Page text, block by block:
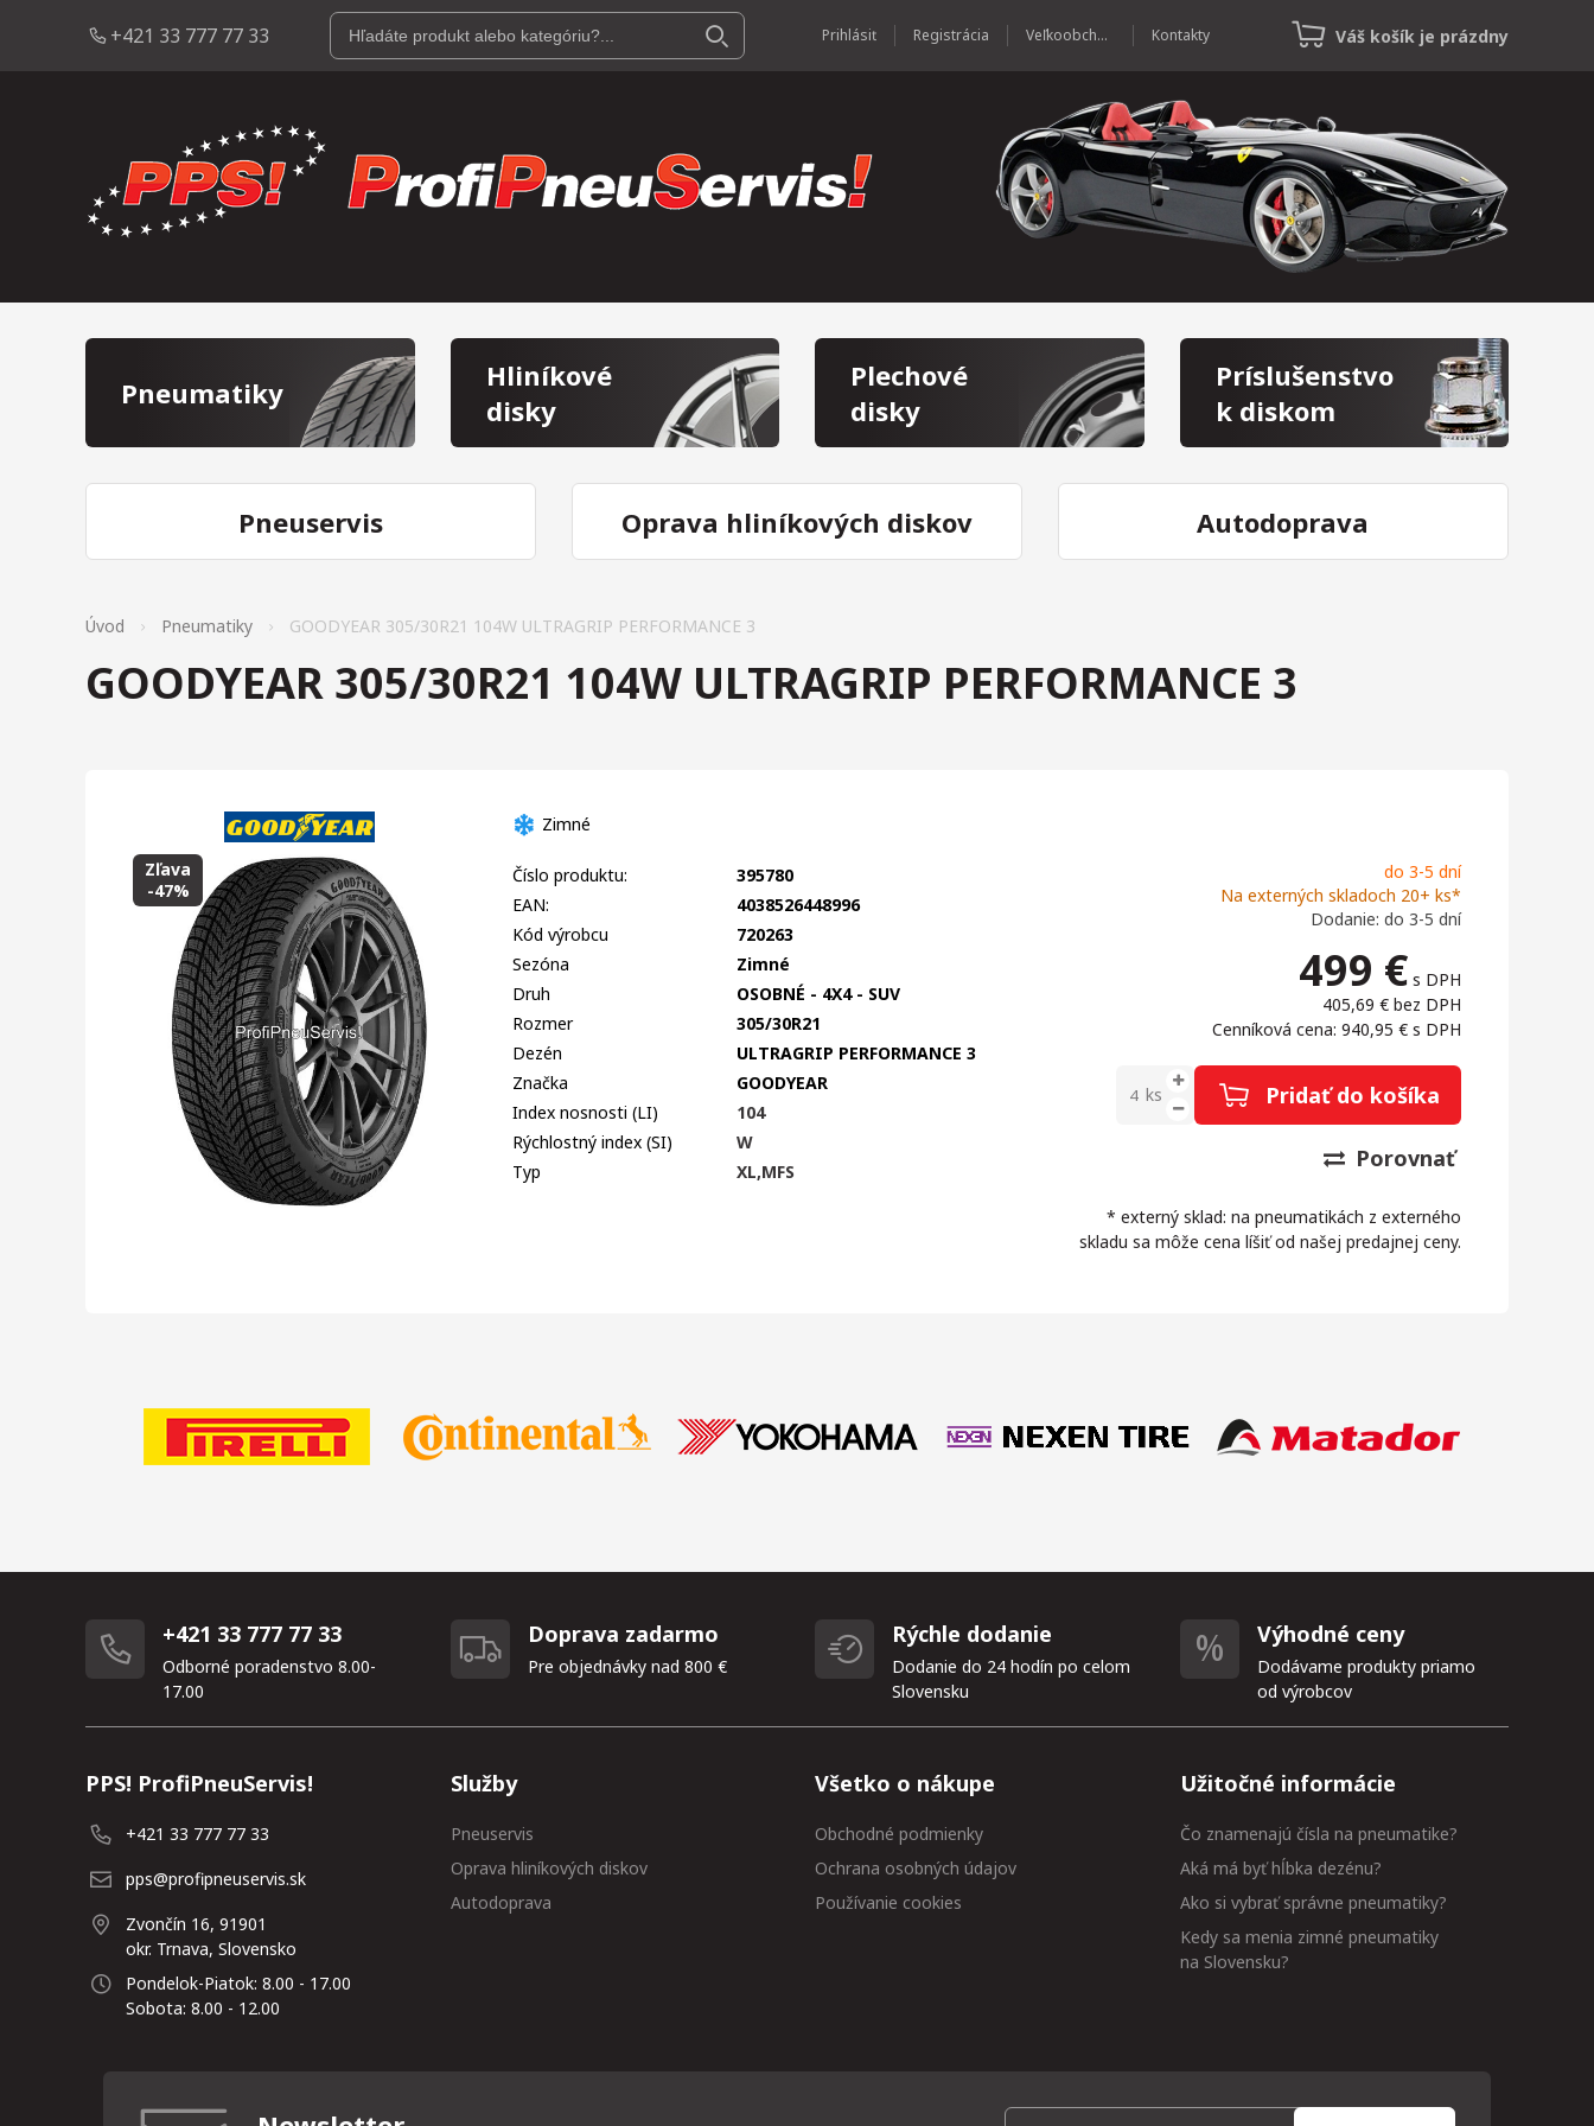
+421 33 777 77 33 Prihlásiť Registrácia Veľkoobchod Kontakty Váš košík je prázdny
Pneumatiky
Hliníkové
disky
Plechové
disky
Príslušenstvo
k diskom
Pneuservis Oprava hliníkových diskov Autodoprava
Úvod Pneumatiky GOODYEAR 305/30R21 104W ULTRAGRIP PERFORMANCE 3
GOODYEAR 305/30R21 104W ULTRAGRIP PERFORMANCE 3
Zľava
-47%
Zimné
do 3-5 dní
Na externých skladoch 20+ ks*
Dodanie: do 3-5 dní
499 € s DPH
405,69 € bez DPH
Cenníková cena: 940,95 € s DPH
ks Pridať do košíka
Porovnať
* externý sklad: na pneumatikách z externého
skladu sa môže cena líšiť od našej predajnej ceny.
Číslo produktu:
395780
EAN:
4038526448996
Kód výrobcu
720263
Sezóna
Zimné
Druh
OSOBNÉ - 4X4 - SUV
Rozmer
305/30R21
Dezén
ULTRAGRIP PERFORMANCE 3
Značka
GOODYEAR
Index nosnosti (LI)
104
Rýchlostný index (SI)
W
Typ
XL,MFS
+421 33 777 77 33
Odborné poradenstvo 8.00-
17.00
Doprava zadarmo
Pre objednávky nad 800 €
Rýchle dodanie
Dodanie do 24 hodín po celom
Slovensku
Výhodné ceny
Dodávame produkty priamo
od výrobcov
PPS! ProfiPneuServis!
+421 33 777 77 33
pps@profipneuservis.sk
Zvončín 16, 91901
okr. Trnava, Slovensko
Pondelok-Piatok: 8.00 - 17.00
Sobota: 8.00 - 12.00
Služby
Pneuservis
Oprava hliníkových diskov
Autodoprava
Všetko o nákupe
Obchodné podmienky
Ochrana osobných údajov
Používanie cookies
Užitočné informácie
Čo znamenajú čísla na pneumatike?
Aká má byť hĺbka dezénu?
Ako si vybrať správne pneumatiky?
Kedy sa menia zimné pneumatiky
na Slovensku?